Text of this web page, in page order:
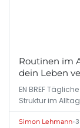
Routinen im
dein Leben
EN BREF
Struktur im
Simon Lehmann•